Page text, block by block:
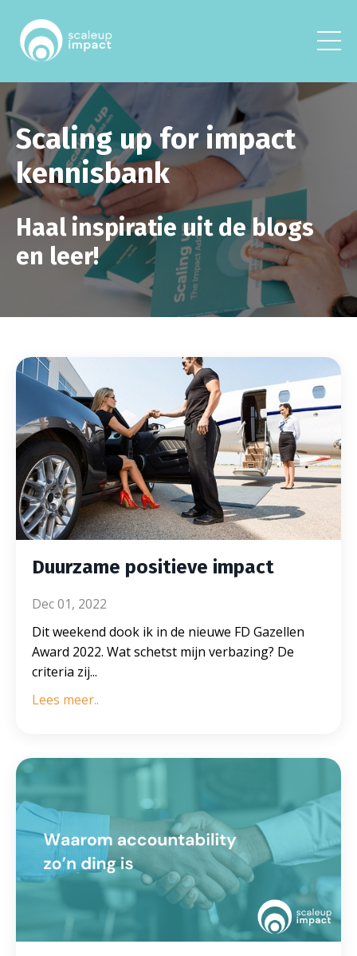
Scaling up for impact
kennisbank
Haal inspiratie uit de blogs
en leer!
Duurzame positieve impact
Dec 01, 2022
Dit weekend dook ik in de nieuwe FD Gazellen
Award 2022. Wat schetst mijn verbazing? De
criteria zij...
Lees meer..